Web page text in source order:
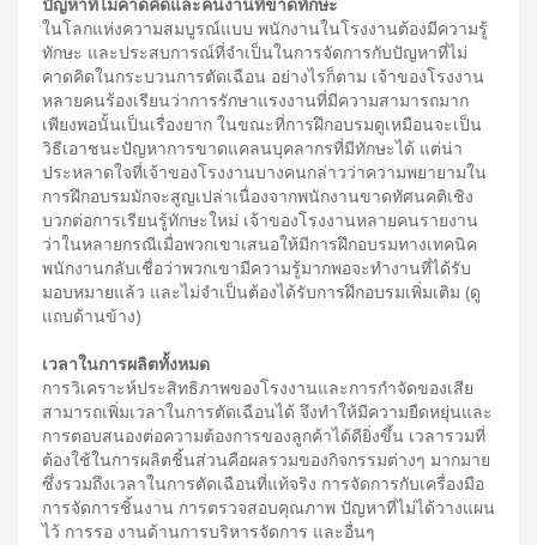
ในโลกแห่งความสมบูรณ์แบบ พนักงานในโรงงานต้องมีความรู้
ทักษะ และประสบการณ์ที่จำเป็นในการจัดการกับปัญหาที่ไม่
คาดคิดในกระบวนการตัดเฉือน อย่างไรก็ตาม เจ้าของโรงงาน
หลายคนร้องเรียนว่าการรักษาแรงงานที่มีความสามารถมาก
เพียงพอนั้นเป็นเรื่องยาก ในขณะที่การฝึกอบรมดูเหมือนจะเป็น
วิธีเอาชนะปัญหาการขาดแคลนบุคลากรที่มีทักษะได้ แต่น่า
ประหลาดใจที่เจ้าของโรงงานบางคนกล่าวว่าความพยายามใน
การฝึกอบรมมักจะสูญเปล่าเนื่องจากพนักงานขาดทัศนคติเชิง
บวกต่อการเรียนรู้ทักษะใหม่ เจ้าของโรงงานหลายคนรายงาน
ว่าในหลายกรณีเมื่อพวกเขาเสนอให้มีการฝึกอบรมทางเทคนิค
พนักงานกลับเชื่อว่าพวกเขามีความรู้มากพอจะทำงานที่ได้รับ
มอบหมายแล้ว และไม่จำเป็นต้องได้รับการฝึกอบรมเพิ่มเติม (ดู
แถบด้านข้าง)
เวลาในการผลิตทั้งหมด
การวิเคราะห์ประสิทธิภาพของโรงงานและการกำจัดของเสีย
สามารถเพิ่มเวลาในการตัดเฉือนได้ จึงทำให้มีความยืดหยุ่นและ
การตอบสนองต่อความต้องการของลูกค้าได้ดียิ่งขึ้น เวลารวมที่
ต้องใช้ในการผลิตชิ้นส่วนคือผลรวมของกิจกรรมต่างๆ มากมาย
ซึ่งรวมถึงเวลาในการตัดเฉือนที่แท้จริง การจัดการกับเครื่องมือ
การจัดการชิ้นงาน การตรวจสอบคุณภาพ ปัญหาที่ไม่ได้วางแผน
ไว้ การรอ งานด้านการบริหารจัดการ และอื่นๆ